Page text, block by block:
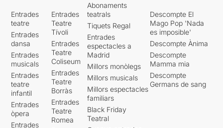
Entrades
teatre
Entrades
dansa
Entrades
musicals
Entrades
teatre
infantil
Entrades
òpera
Entrades
Entrades
Teatre
Tívoli
Entrades
Teatre
Coliseum
Entrades
Teatre
Borràs
Entrades
Teatre
Romea
Abonaments
teatrals
Tiquets Regal
Entrades
espectacles a
Madrid
Millors monòlegs
Millors musicals
Millors espectacles
familiars
Black Friday
Teatral
Descompte El
Mago Pop 'Nada
es imposible'
Descompte Ànima
Descompte
Mamma mia
Descompte
Germans de sang